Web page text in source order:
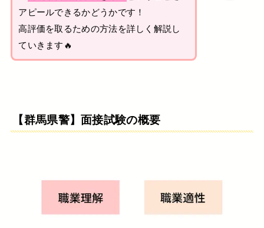
アピールできるかどうかです！
高評価を取るための方法を詳しく解説し
ていきます🔥
【群馬県警】面接試験の概要